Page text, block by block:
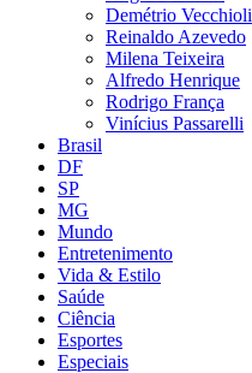
Demétrio Vecchioli
Reinaldo Azevedo
Milena Teixeira
Alfredo Henrique
Rodrigo França
Vinícius Passarelli
Brasil
DF
SP
MG
Mundo
Entretenimento
Vida & Estilo
Saúde
Ciência
Esportes
Especiais